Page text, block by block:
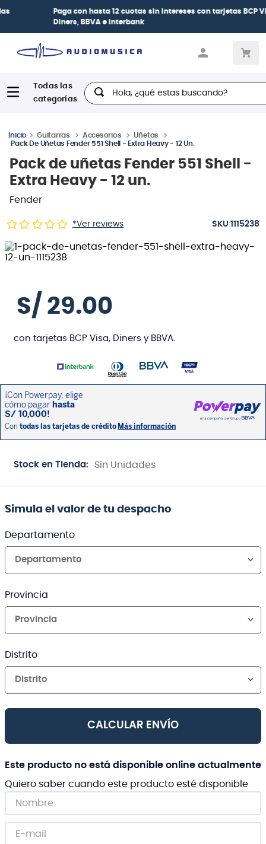
Paga conhasta 12 cuotas sin intereses con tarjetasBCP Visa,
Diners, BBVA e Interbank
Hola, ¿qué estas buscando?
Guitarras Accesorios
Uñetas
Pack De Uñetas Fender 551 Shell - Extra Heavy - 12 Un.
Pack de uñetas Fender 551 Shell -
Extra Heavy - 12 un.
Fender
*Ver reviews :1115238
S/ 29.00
con tarjetas BCP Visa, Diners y BBVA.
Stock en Tienda: Sin Unidades
Simula el valor de tu despacho
Departamento
Departamento
Provincia
Provincia
Distrito
Distrito
CALCULAR ENVÍO
Este producto no está disponible online actualmente
Quiero saber cuando este producto esté disponible